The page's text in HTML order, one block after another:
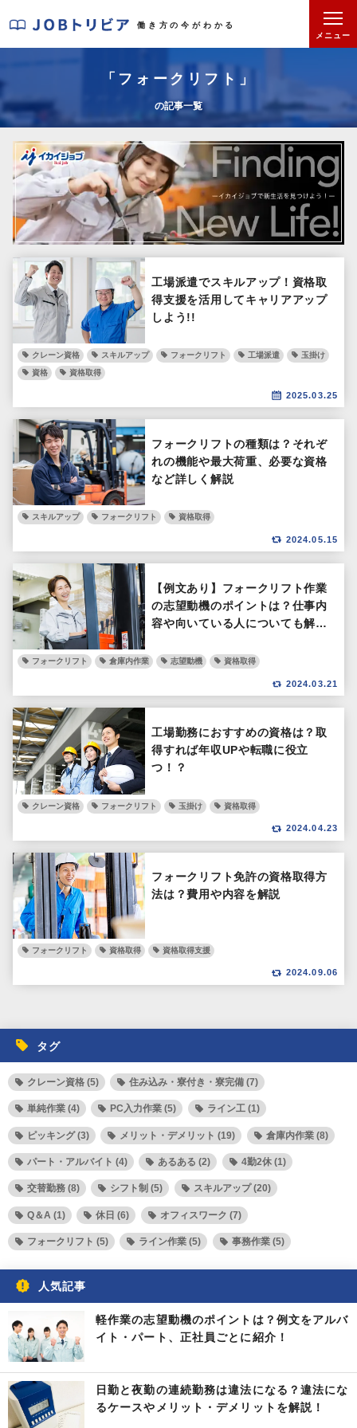
O
ビ
ア
働き方の今がわかる
メニュー
「フォークリフト」
の記事一覧
工場派遣でスキルアップ！資格取
得支援を活用してキャリアアップ
しよう!!
クレーン資格 スキルアップ フォークリフト 工場派遣
玉掛け
資格
資格取得
2025.03.25
フォークリフトの種類は？それぞ
れの機能や最大荷重、必要な資格
など詳しく解説
スキルアップ フォークリフト 資格取得
2024.05.15
【例文あり】フォークリフト作業
の志望動機のポイントは？仕事内
容や向いている人についても解
フォークリフト 倉庫内作業 志望動機 資格取得
2024.03.21
工場勤務におすすめの資格は？取
得すれば年収UPや転職に役立
つ！？
クレーン資格 フォークリフト 玉掛け 資格取得
2024.04.23
フォークリフト免許の資格取得方
法は？費用や内容を解説
フォークリフト 資格取得 資格取得支援
2024.09.06
タグ
クレーン資格 (5) 住み込み・寮付き・寮完備 (7)
単純作業 (4) PC入力作業 (5) ライン工 (1)
ピッキング (3) メリット・デメリット (19) 倉庫内作業 (8)
パート・アルバイト (4) あるある (2) 4勤2休 (1)
交替勤務 (8) シフト制 (5) スキルアップ (20)
Q＆A (1) 休日 (6) オフィスワーク (7)
フォークリフト (5) ライン作業 (5) 事務作業 (5)
人気記事
軽作業の志望動機のポイントは？例文をアルバ
イト・パート、正社員ごとに紹介！
日勤と夜勤の連続勤務は違法になる？違法にな
るケースやメリット・デメリットを解説！